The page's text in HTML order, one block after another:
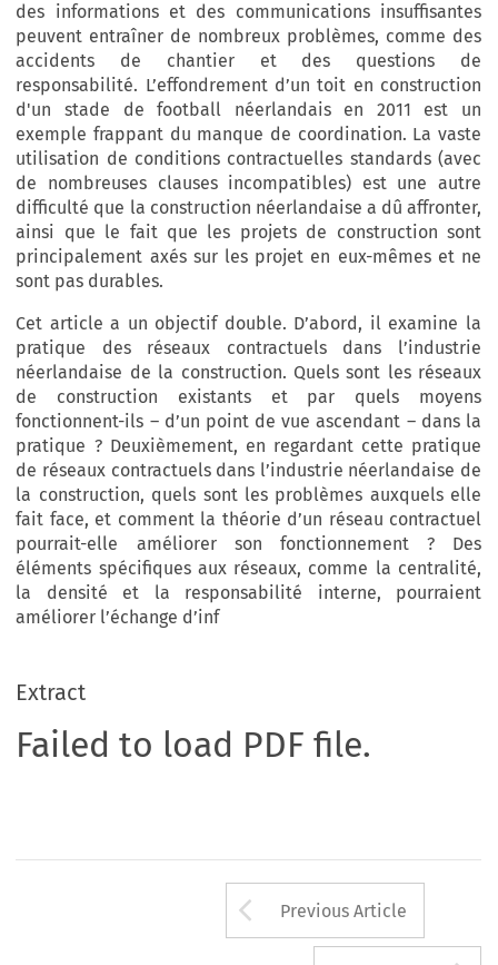
des informations et des communications insuffisantes
peuvent entraîner de nombreux problèmes, comme des
accidents de chantier et des questions de
responsabilité. L’effondrement d’un toit en construction
d'un stade de football néerlandais en 2011 est un
exemple frappant du manque de coordination. La vaste
utilisation de conditions contractuelles standards (avec
de nombreuses clauses incompatibles) est une autre
difficulté que la construction néerlandaise a dû affronter,
ainsi que le fait que les projets de construction sont
principalement axés sur les projet en eux-mêmes et ne
sont pas durables.
Cet article a un objectif double. D’abord, il examine la
pratique des réseaux contractuels dans l’industrie
néerlandaise de la construction. Quels sont les réseaux
de construction existants et par quels moyens
fonctionnent-ils – d’un point de vue ascendant – dans la
pratique ? Deuxièmement, en regardant cette pratique
de réseaux contractuels dans l’industrie néerlandaise de
la construction, quels sont les problèmes auxquels elle
fait face, et comment la théorie d’un réseau contractuel
pourrait-elle améliorer son fonctionnement ? Des
éléments spécifiques aux réseaux, comme la centralité,
la densité et la responsabilité interne, pourraient
améliorer l’échange d’inf
Extract
Failed to load PDF file.
Arrow button
Previous Article